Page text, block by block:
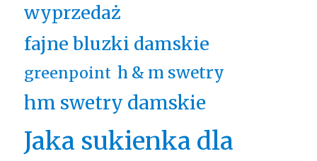
wyprzedaż
fajne bluzki damskie
greenpoint h & m swetry
hm swetry damskie
Jaka sukienka dla